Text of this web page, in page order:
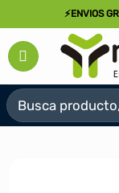
al
contenido
⚡ENVIOS
Buscar
por: